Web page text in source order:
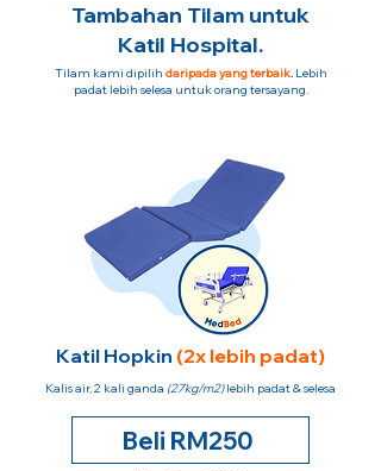
Tambahan Tilam untuk
Katil Hospital.
Tilam kami dipilih daripada yang terbaik.Lebih
padat lebih selesa untuk orang tersayang.
Katil Hopkin (2x lebih padat)
Kalis air, 2 kali ganda (27kg/m2)lebih padat & selesa
Beli RM250